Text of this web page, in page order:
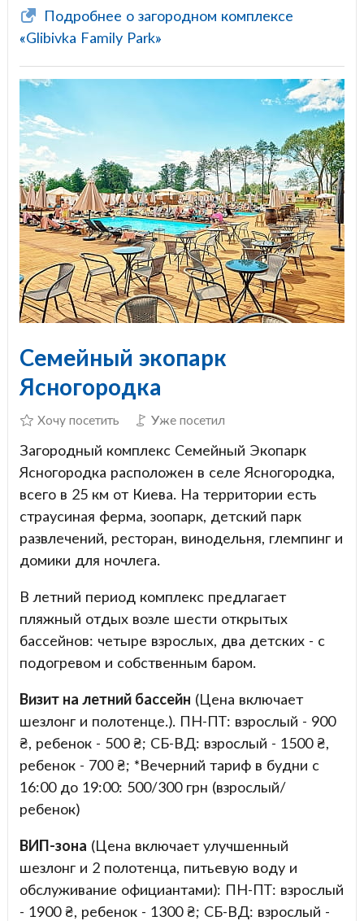
Подробнее о загородном комплексе
«Glibivka Family Park»
Семейный экопарк
Ясногородка
Хочу посетить Уже посетил
Загородный комплекс Семейный Экопарк
Ясногородка расположен в селе Ясногородка,
всего в 25 км от Киева. На территории есть
страусиная ферма, зоопарк, детский парк
развлечений, ресторан, винодельня, глемпинг и
домики для ночлега.
В летний период комплекс предлагает
пляжный отдых возле шести открытых
бассейнов: четыре взрослых, два детских - с
подогревом и собственным баром.
Визит на летний бассейн (Цена включает
шезлонг и полотенце.). ПН-ПТ: взрослый - 900
₴, ребенок - 500 ₴; СБ-ВД: взрослый - 1500 ₴,
ребенок - 700 ₴; *Вечерний тариф в будни с
16:00 до 19:00: 500/300 грн (взрослый/
ребенок)
ВИП-зона (Цена включает улучшенный
шезлонг и 2 полотенца, питьевую воду и
обслуживание официантами): ПН-ПТ: взрослый
- 1900 ₴, ребенок - 1300 ₴; СБ-ВД: взрослый -